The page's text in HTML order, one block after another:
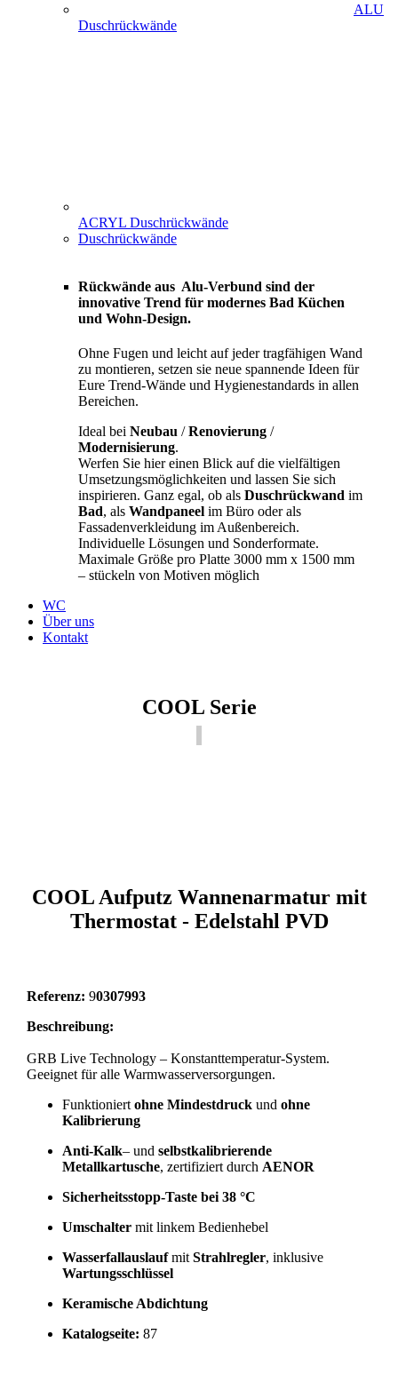
ALU
Duschrückwände
ACRYL Duschrückwände
Duschrückwände
Rückwände aus Alu-Verbund sind der
innovative Trend für modernes Bad Küchen
und Wohn-Design.
Ohne Fugen und leicht auf jeder tragfähigen Wand
zu montieren, setzen sie neue spannende Ideen für
Eure Trend-Wände und Hygienestandards in allen
Bereichen.
Ideal bei Neubau /Renovierung /
Modernisierung.
Werfen Sie hier einen Blick auf die vielfältigen
Umsetzungsmöglichkeiten und lassen Sie sich
inspirieren. Ganz egal, ob als Duschrückwand im
Bad, als Wandpaneel im Büro oder als
Fassadenverkleidung im Außenbereich.
Individuelle Lösungen und Sonderformate.
Maximale Größe pro Platte 3000 mm x 1500 mm
– stückeln von Motiven möglich
WC
Über uns
Kontakt
COOL Serie
COOL Aufputz Wannenarmatur mit
Thermostat - Edelstahl PVD
Referenz: 90307993
Beschreibung:
GRB Live Technology – Konstanttemperatur-System.
Geeignet für alle Warmwasserversorgungen.
Funktioniert ohne Mindestdruckund ohne
Kalibrierung
Anti-Kalk– und selbstkalibrierende
Metallkartusche, zertifiziert durch AENOR
Sicherheitsstopp-Taste bei 38 °C
Umschaltermit linkem Bedienhebel
Wasserfallauslaufmit Strahlregler, inklusive
Wartungsschlüssel
Keramische Abdichtung
Katalogseite: 87